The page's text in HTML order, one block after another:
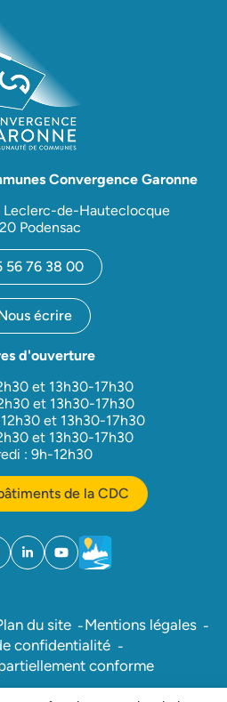
Convergence Garonne
Leclerc-de-Hauteclocque
Podensac
56 76 38 00
écrire
d'ouverture
et 13h30-17h30
et 13h30-17h30
et 13h30-17h30
et 13h30-17h30
: 9h-12h30
de la CDC
dans un nouvel onglet)
dans un nouvel onglet)
Linkedin
(ouverture dans un nouvel onglet)
YouTube
(ouverture dans un nouvel
Météo
(ouverture dans un
du site
Mentions légales
confidentialité
conforme